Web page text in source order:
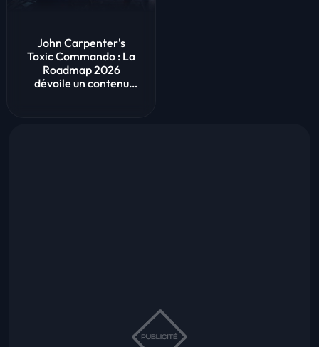
John Carpenter's
Toxic Commando : La
Roadmap 2026
dévoile un contenu